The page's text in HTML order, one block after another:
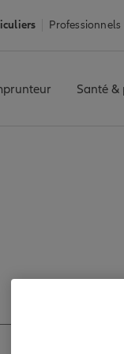
Professionnels
Santé &